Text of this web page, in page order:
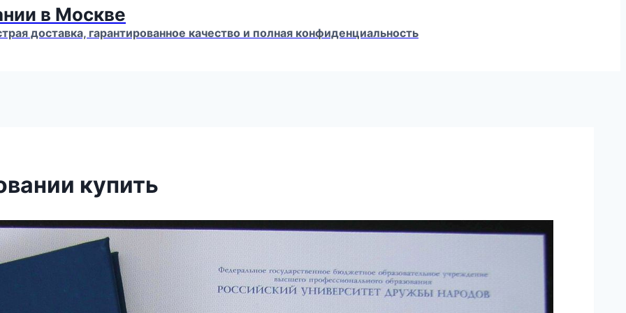
в Москве
доставка, гарантированное качество и полная конфиденциальность
купить